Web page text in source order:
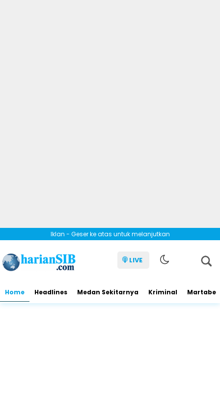
Iklan - Geser ke atas untuk melanjutkan
LIVE
Home Headlines Medan Sekitarnya Kriminal Martabe